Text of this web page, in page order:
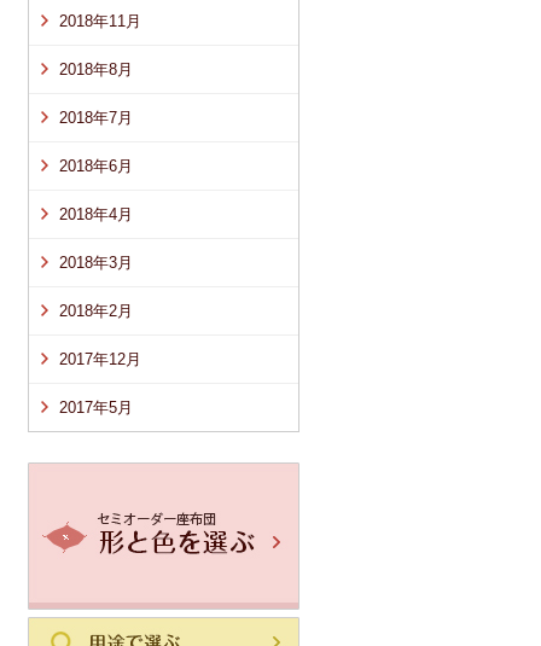
2018年11月
2018年8月
2018年7月
2018年6月
2018年4月
2018年3月
2018年2月
2017年12月
2017年5月